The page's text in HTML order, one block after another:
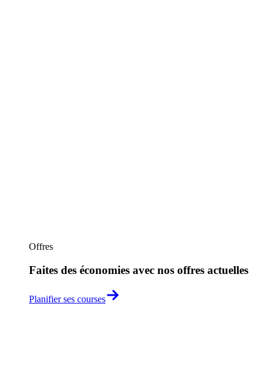
Offres
Faites des économies avec nos offres actuelles
Planifier ses courses